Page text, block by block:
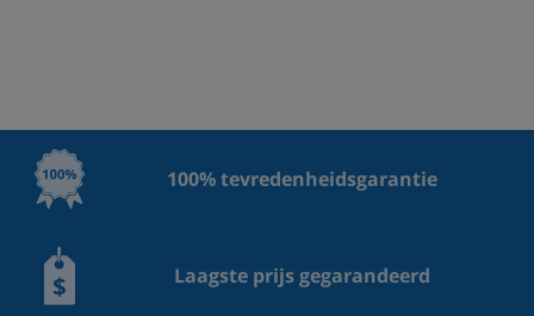
100% tevredenheidsgarantie
Laagste prijs gegarandeerd